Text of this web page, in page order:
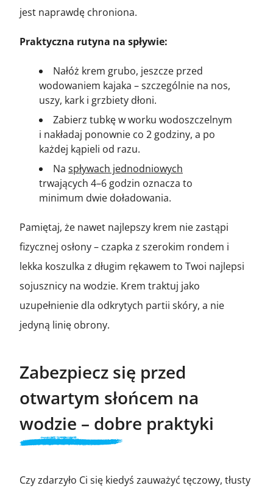
jest naprawdę chroniona.
Praktyczna rutyna na spływie:
Nałóż krem grubo, jeszcze przed
wodowaniem kajaka – szczególnie na nos,
uszy, kark i grzbiety dłoni.
Zabierz tubkę w worku wodoszczelnym
i nakładaj ponownie co 2 godziny, a po
każdej kąpieli od razu.
Na spływach jednodniowych
trwających 4–6 godzin oznacza to
minimum dwie doładowania.
Pamiętaj, że nawet najlepszy krem nie zastąpi
fizycznej osłony – czapka z szerokim rondem i
lekka koszulka z długim rękawem to Twoi najlepsi
sojusznicy na wodzie. Krem traktuj jako
uzupełnienie dla odkrytych partii skóry, a nie
jedyną linię obrony.
Zabezpiecz się przed
otwartym słońcem na
wodzie – dobre praktyki
Czy zdarzyło Ci się kiedyś zauważyć tęczowy, tłusty